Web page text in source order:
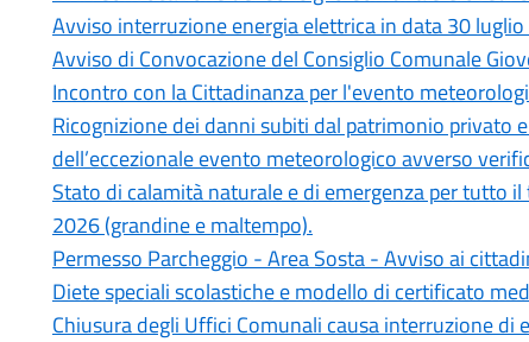
Avviso interruzione energia elettrica in data 30
Avviso di Convocazione del Consiglio Comunale
Incontro con la Cittadinanza per l'evento
Ricognizione dei danni subiti dal patrimonio privato
dell’eccezionale evento meteorologico avverso
Stato di calamità naturale e di emergenza per tutto
2026 (grandine e maltempo).
Permesso Parcheggio - Area Sosta - Avviso ai
Diete speciali scolastiche e modello di certificato
Chiusura degli Uffici Comunali causa interruzione di